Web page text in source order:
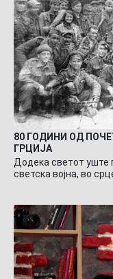
80 ГОДИНИ ОД
ГРЦИЈА
Додека светот уште
светска војна, во